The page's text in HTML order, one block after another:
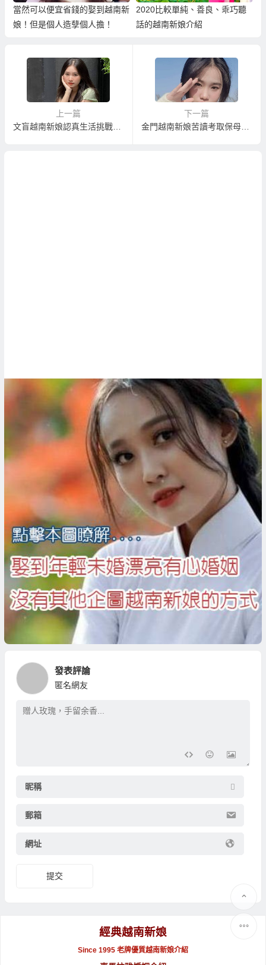
當然可以便宜省錢的娶到越南新
娘！但是個人造孽個人擔！
2020比較單純、善良、乖巧聽
話的越南新娘介紹
上一篇
文盲越南新娘認真生活挑戰6次考取駕照
下一篇
金門越南新娘苦讀考取保母證照
發表評論
匿名網友
昵稱
郵箱
網址
提交
經典越南新娘
Since 1995 老牌優質越南新娘介紹